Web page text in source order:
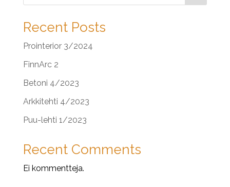
Recent Posts
Prointerior 3/2024
FinnArc 2
Betoni 4/2023
Arkkitehti 4/2023
Puu-lehti 1/2023
Recent Comments
Ei kommentteja.